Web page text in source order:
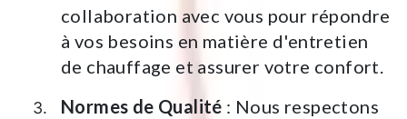
collaboration avec vous pour répondre
à vos besoins en matière d'entretien
de chauffage et assurer votre confort.
Normes de Qualité : Nous respectons